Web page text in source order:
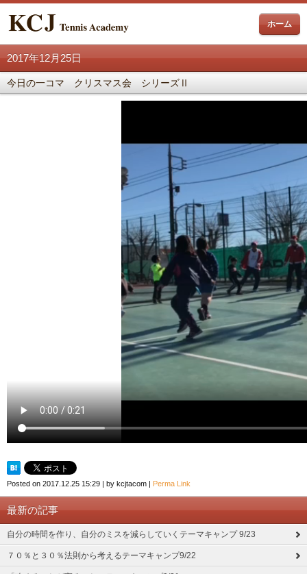
ホーム
2017年12月25日
今日の一コマ クリスマス会 シリーズⅡ
Posted on 2017.12.25 15:29 | by kcjtacom | Perma Link
最新の記事
自分の時間を作り、自分のミスを減らしていくテーマキャンプ 9/23
７０％と３０％法則から考えるテーマキャンプ9/22